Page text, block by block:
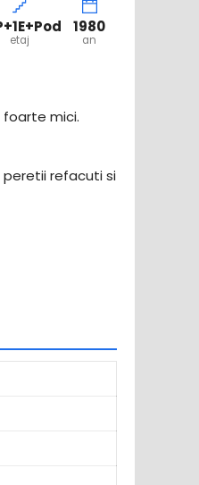
etaj
1980
an
mici.
refacuti si